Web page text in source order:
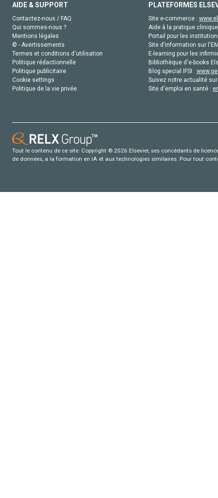
AIDE & SUPPORT
Contactez-nous / FAQ
Qui sommes-nous ?
Mentions légales
© - Avertissements
Termes et conditions d'utilisation
Politique rédactionnelle
Politique publicitaire
Cookie settings
Politique de la vie privée
PLATEFORMES
Site e-commerce :
Aide à la pratique
Portail pour les
Site d'information sur
E-learning pour les
Bibliothèque d'e-books
Blog special IFSI :
Suivez notre actualité
Site d'emploi en santé :
Tout le contenu de ce site: Copyright © 2026 Elsevier, ses concédants de
de données, a la formation en IA et aux technologies similaires. Pour tout